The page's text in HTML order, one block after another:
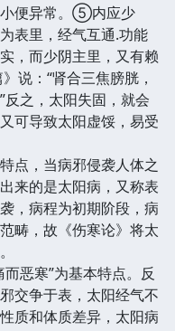
小便异常。⑤内应少
表里，经气互通.功能
，而少阴主里，又有赖
说：“肾合三焦膀胱，
之，太阳失固，就会
可导致太阳虚馁，易受
，当病邪侵袭人体之
来的是太阳病，又称表
，病程为初期阶段，病
畴，故《伤寒论》将太
恶寒”为基本特点。反
交争于表，太阳经气不
质和体质差异，太阳病